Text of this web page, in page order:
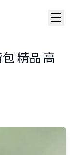
精品 高